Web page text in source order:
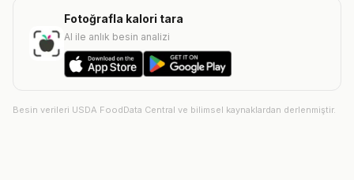
Fotoğrafla kalori tara
AI ile anlık besin analizi
Besin verileri USDA FoodData Central ve bilimsel kaynaklardan derlenmiştir.